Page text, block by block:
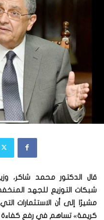
قال الدكتور محمد شاكر،
شبكات التوزيع للجهد
مشيرًا إلى أن الاستثمارات
كريمة» تساهم في رفع كفاءة